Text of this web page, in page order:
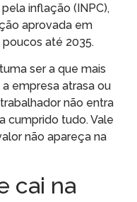
inflação (INPC),
aprovada em
até 2035.
ser a que mais
empresa atrasa ou
não entra
cumprido tudo. Vale
não apareça na
cai na